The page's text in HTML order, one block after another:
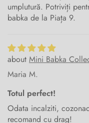
umplutură. Potriviți
babka de la Piața 9.
Mini Babka
Maria M.
Totul perfect!
Odata incalziti,
recomand cu drag!